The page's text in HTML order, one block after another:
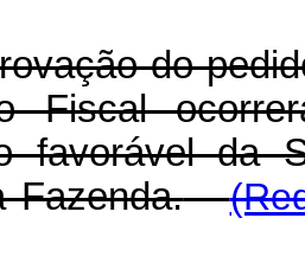
do
Fiscal
favorável da
Fazenda.